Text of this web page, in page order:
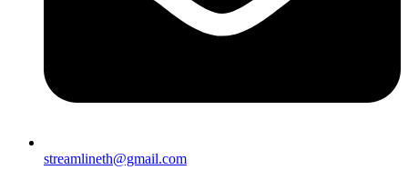
streamlineth@gmail.com